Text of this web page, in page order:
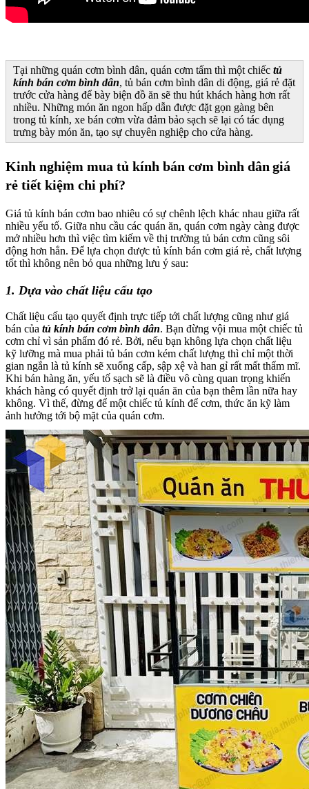
Tại những quán cơm bình dân, quán cơm tấm thì một chiếc tủ
kính bán cơm bình dân, tủ bán cơm bình dân di động, giá rẻ đặt
trước cửa hàng để bày biện đồ ăn sẽ thu hút khách hàng hơn rất
nhiều. Những món ăn ngon hấp dẫn được đặt gọn gàng bên
trong tủ kính, xe bán cơm vừa đảm bảo sạch sẽ lại có tác dụng
trưng bày món ăn, tạo sự chuyên nghiệp cho cửa hàng.
Kinh nghiệm mua tủ kính bán cơm bình dân giá
rẻ tiết kiệm chi phí?
Giá tủ kính bán cơm bao nhiêu có sự chênh lệch khác nhau giữa rất
nhiều yếu tố. Giữa nhu cầu các quán ăn, quán cơm ngày càng được
mở nhiều hơn thì việc tìm kiếm về thị trường tủ bán cơm cũng sôi
động hơn hẳn. Để lựa chọn được tủ kính bán cơm giá rẻ, chất lượng
tốt thì không nên bỏ qua những lưu ý sau:
1. Dựa vào chất liệu cấu tạo
Chất liệu cấu tạo quyết định trực tiếp tới chất lượng cũng như giá
bán của tủ kính bán cơm bình dân. Bạn đừng vội mua một chiếc tủ
cơm chỉ vì sản phẩm đó rẻ. Bởi, nếu bạn không lựa chọn chất liệu
kỹ lưỡng mà mua phải tủ bán cơm kém chất lượng thì chỉ một thời
gian ngắn là tủ kính sẽ xuống cấp, sập xệ và han gỉ rất mất thẩm mĩ.
Khi bán hàng ăn, yếu tố sạch sẽ là điều vô cùng quan trọng khiến
khách hàng có quyết định trở lại quán ăn của bạn thêm lần nữa hay
không. Vì thế, đừng để một chiếc tủ kính để cơm, thức ăn kỹ làm
ảnh hưởng tới bộ mặt của quán cơm.